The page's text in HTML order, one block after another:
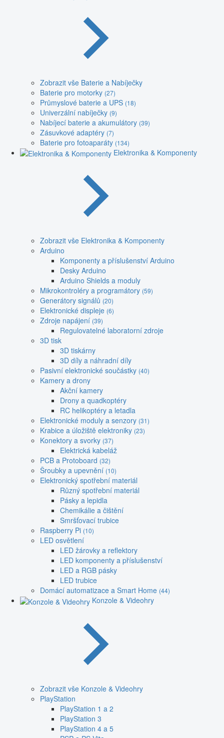
Zobrazit vše Baterie a Nabíječky
Baterie pro motorky (27)
Průmyslové baterie a UPS (18)
Univerzální nabíječky (9)
Nabíjecí baterie a akumulátory (39)
Zásuvkové adaptéry (7)
Baterie pro fotoaparáty (134)
Elektronika & Komponenty
Zobrazit vše Elektronika & Komponenty
Arduino
Komponenty a příslušenství Arduino
Desky Arduino
Arduino Shields a moduly
Mikrokontroléry a programátory (59)
Generátory signálů (20)
Elektronické displeje (6)
Zdroje napájení (39)
Regulovatelné laboratorní zdroje
3D tisk
3D tiskárny
3D díly a náhradní díly
Pasivní elektronické součástky (40)
Kamery a drony
Akční kamery
Drony a quadkoptéry
RC helikoptéry a letadla
Elektronické moduly a senzory (31)
Krabice a úložiště elektroniky (23)
Konektory a svorky (37)
Elektrická kabeláž
PCB a Protoboard (32)
Šroubky a upevnění (10)
Elektronický spotřební materiál
Různý spotřební materiál
Pásky a lepidla
Chemikálie a čištění
Smršťovací trubice
Raspberry Pi (10)
LED osvětlení
LED žárovky a reflektory
LED komponenty a příslušenství
LED a RGB pásky
LED trubice
Domácí automatizace a Smart Home (44)
Konzole & Videohry
Zobrazit vše Konzole & Videohry
PlayStation
PlayStation 1 a 2
PlayStation 3
PlayStation 4 a 5